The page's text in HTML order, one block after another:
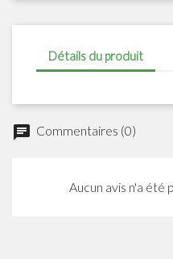
Détails du produit
chat Commentaires (0)
Aucun avis n'a été